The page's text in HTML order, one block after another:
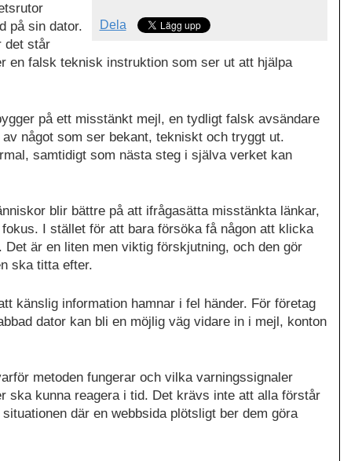
Dela
på sin dator.
det står
en falsk teknisk instruktion som ser ut att hjälpa
på ett misstänkt mejl, en tydligt falsk avsändare
något som ser bekant, tekniskt och tryggt ut.
samtidigt som nästa steg i själva verket kan
blir bättre på att ifrågasätta misstänkta länkar,
I stället för att bara försöka få någon att klicka
är en liten men viktig förskjutning, och den gör
ska titta efter.
känslig information hamnar i fel händer. För företag
dator kan bli en möjlig väg vidare in i mejl, konton
metoden fungerar och vilka varningssignaler
ska kunna reagera i tid. Det krävs inte att alla förstår
där en webbsida plötsligt ber dem göra